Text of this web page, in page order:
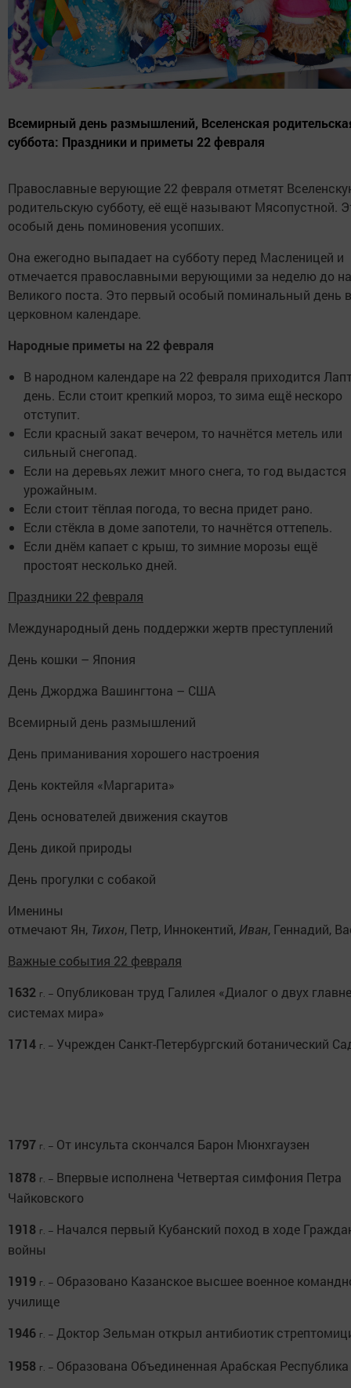
Всемирный день размышлений, Вселенская
суббота: Праздники и приметы 22 февраля
Православные верующие 22 февраля отметят
родительскую субботу, её ещё называют Мясопустной.
особый день поминовения усопших.
Она ежегодно выпадает на субботу перед Масленицей и
отмечается православными верующими за неделю до
Великого поста. Это первый особый поминальный день в
церковном календаре.
Народные приметы на 22 февраля
В народном календаре на 22 февраля приходится
день. Если стоит крепкий мороз, то зима ещё нескоро
отступит.
Если красный закат вечером, то начнётся метель или
сильный снегопад.
Если на деревьях лежит много снега, то год выдастся
урожайным.
Если стоит тёплая погода, то весна придет рано.
Если стёкла в доме запотели, то начнётся оттепель.
Если днём капает с крыш, то зимние морозы ещё
простоят несколько дней.
Праздники 22 февраля
Международный день поддержки жертв преступлений
День кошки – Япония
День Джорджа Вашингтона – США
Всемирный день размышлений
День приманивания хорошего настроения
День коктейля «Маргарита»
День основателей движения скаутов
День дикой природы
День прогулки с собакой
Именины
отмечают Ян, Тихон, Петр, Иннокентий, Иван, Геннадий,
Важные события 22 февраля
1632 г. – Опубликован труд Галилея «Диалог о двух
системах мира»
1714 г. – Учрежден Санкт-Петербургский ботанический
1797 г. – От инсульта скончался Барон Мюнхгаузен
1878 г. – Впервые исполнена Четвертая симфония Петра
Чайковского
1918 г. – Начался первый Кубанский поход в ходе
войны
1919 г. – Образовано Казанское высшее военное
училище
1946 г. – Доктор Зельман открыл антибиотик
1958 г. – Образована Объединенная Арабская Республика